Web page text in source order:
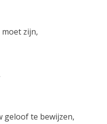
zijn,
geloof te bewijzen,